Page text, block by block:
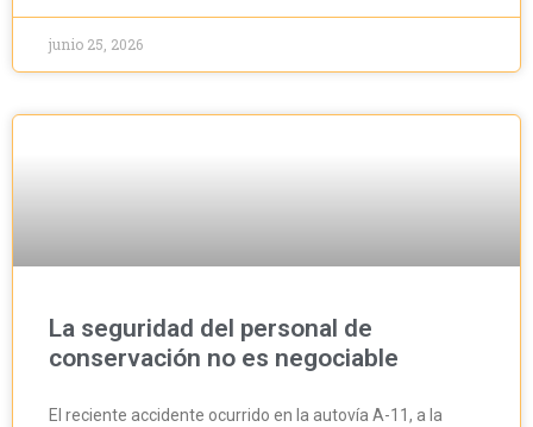
junio 25, 2026
La seguridad del personal de
conservación no es negociable
El reciente accidente ocurrido en la autovía A-11, a la